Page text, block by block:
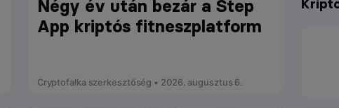
Négy év után bezár a Step
App kriptós fitneszplatform
Cryptofalka szerkesztőség • 2026. augusztus 6.